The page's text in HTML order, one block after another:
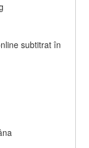
subtitrat în